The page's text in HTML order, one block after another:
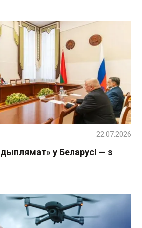
у Беларусі — з
22.07.2026